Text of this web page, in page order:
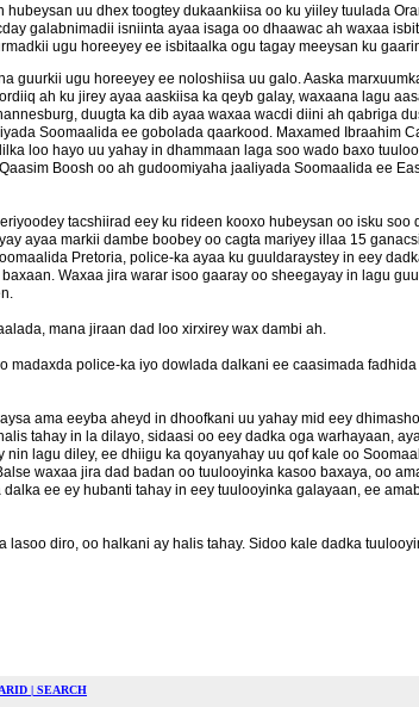
uu dhex toogtey dukaankiisa oo ku yiiley tuulada
galabnimadii isniinta ayaa isaga oo dhaawac ah waxaa
ugu horeeyey ee isbitaalka ogu tagay meeysan ku
guurkii ugu horeeyey ee noloshiisa uu galo. Aaska
ah ku jirey ayaa aaskiisa ka qeyb galay, waxaana lagu
duugta ka dib ayaa waxaa wacdi diini ah qabriga
Soomaalida ee gobolada qaarkood. Maxamed Ibraahim
loo hayo uu yahay in dhammaan laga soo wado baxo
Boosh oo ah gudoomiyaha jaaliyada Soomaalida ee
tacshiirad eey ku rideen kooxo hubeysan oo isku soo
ayaa markii dambe boobey oo cagta mariyey illaa 15
Pretoria, police-ka ayaa ku guuldaraystey in eey
Waxaa jira warar isoo gaaray oo sheegayay in lagu
mana jiraan dad loo xirxirey wax dambi ah.
madaxda police-ka iyo dowlada dalkani ee caasimada
ama eeyba aheyd in dhoofkani uu yahay mid eey
tahay in la dilayo, sidaasi oo eey dadka oga warhayaan,
lagu diley, ee dhiigu ka qoyanyahay uu qof kale oo
waxaa jira dad badan oo tuulooyinka kasoo baxaya, oo
ee ey hubanti tahay in eey tuulooyinka galayaan, ee
diro, oo halkani ay halis tahay. Sidoo kale dadka
| SEARCH